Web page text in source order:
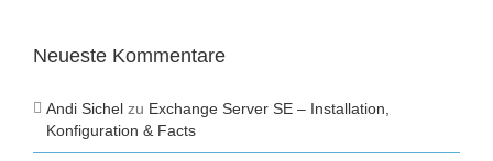
Neueste Kommentare
Andi Sichel zu Exchange Server SE – Installation,
Konfiguration & Facts